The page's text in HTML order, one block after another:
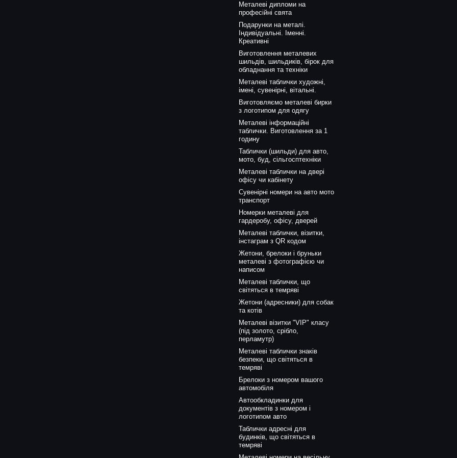
Металеві дипломи на
професійні свята
Подарунки на металі.
Індивідуальні. Іменні.
Креативні
Виготовлення металевих
шильдів, шильдиків, бірок для
обладнання та техніки
Металеві таблички художні,
імені, сувенірні, вітальні.
Виготовляємо металеві бирки
з логотипом для одягу
Металеві інформаційні
таблички. Виготовлення за 1
годину
Таблички (шильди) для авто,
мото, буд, сільгосптехніки
Металеві таблички на двері
офісу чи кабінету
Сувенірні номери на авто мото
транспорт
Номерки металеві для
гардеробу, офісу, дверей
Металеві таблички, візитки,
інстаграм з QR кодом
Жетони, брелоки і бруньки
металеві з фотографією чи
написом
Металеві таблички, що
світяться в темряві
Жетони (адресники) для собак
та котів
Металеві візитки "VIP" класу
(під золото, срібло,
перламутр)
Металеві таблички знаків
безпеки, що світяться в
темряві
Брелоки з номером вашого
автомобіля
Автообкладинки для
документів з номером і
логотипом авто
Таблички адресні для
будинків, що світяться в
темряві